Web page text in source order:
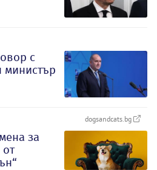
с
министър
dogsandcats.bg
за